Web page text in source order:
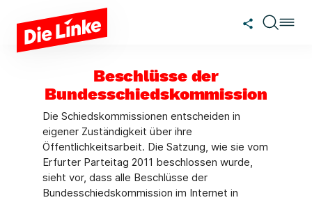
Zum Hauptinhalt springen
Beschlüsse der
Bundesschiedskommission
Die Schiedskommissionen entscheiden in
eigener Zuständigkeit über ihre
Öffentlichkeitsarbeit. Die Satzung, wie sie vom
Erfurter Parteitag 2011 beschlossen wurde,
sieht vor, dass alle Beschlüsse der
Bundesschiedskommission im Internet in